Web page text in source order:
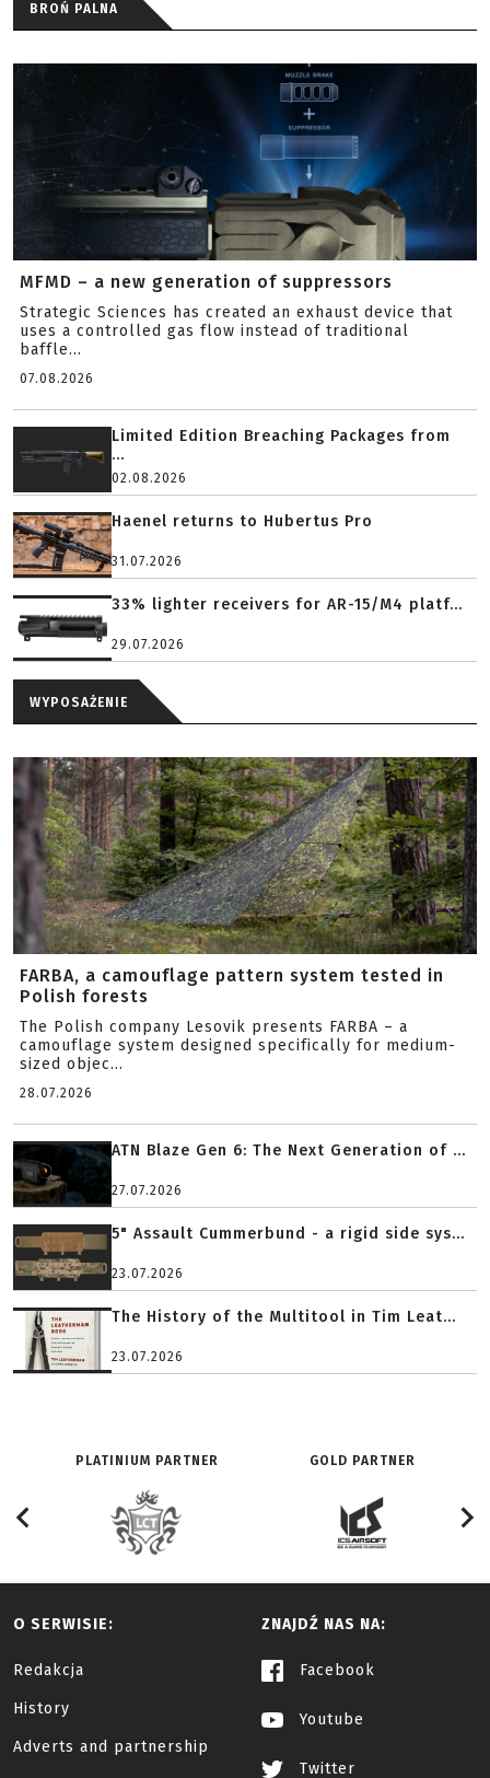
BROŃ PALNA
MFMD – a new generation of suppressors
Strategic Sciences has created an exhaust device that
uses a controlled gas flow instead of traditional
baffle...
07.08.2026
Limited Edition Breaching Packages from
...
02.08.2026
Haenel returns to Hubertus Pro
31.07.2026
33% lighter receivers for AR-15/M4 platf...
29.07.2026
WYPOSAŻENIE
FARBA, a camouflage pattern system tested in
Polish forests
The Polish company Lesovik presents FARBA – a
camouflage system designed specifically for medium-
sized objec...
28.07.2026
ATN Blaze Gen 6: The Next Generation of ...
27.07.2026
5" Assault Cummerbund - a rigid side sys...
23.07.2026
The History of the Multitool in Tim Leat...
23.07.2026
PLATINIUM PARTNER GOLD PARTNER
O SERWISIE:
Redakcja
History
Adverts and partnership
ZNAJDŹ NAS NA:
Facebook
Youtube
Twitter